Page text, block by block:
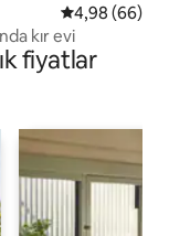
5 üzerinden
4,98 (66)
kır evi
fiyatlar